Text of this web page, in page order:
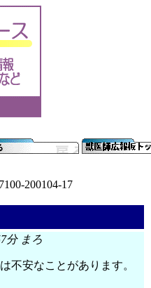
200104-17
分 まろ
安なことがあります。